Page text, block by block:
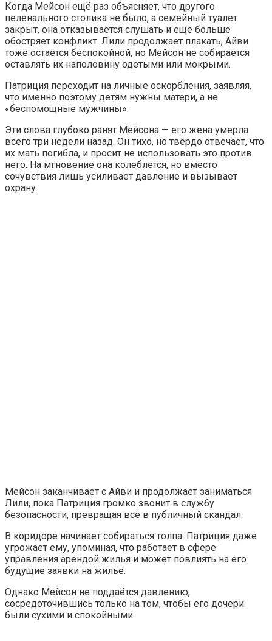
Когда Мейсон ещё раз объясняет, что другого
пеленального столика не было, а семейный туалет
закрыт, она отказывается слушать и ещё больше
обостряет конфликт. Лили продолжает плакать, Айви
тоже остаётся беспокойной, но Мейсон не собирается
оставлять их наполовину одетыми или мокрыми.
Патриция переходит на личные оскорбления, заявляя,
что именно поэтому детям нужны матери, а не
«беспомощные мужчины».
Эти слова глубоко ранят Мейсона — его жена умерла
всего три недели назад. Он тихо, но твёрдо отвечает, что
их мать погибла, и просит не использовать это против
него. На мгновение она колеблется, но вместо
сочувствия лишь усиливает давление и вызывает
охрану.
Мейсон заканчивает с Айви и продолжает заниматься
Лили, пока Патриция громко звонит в службу
безопасности, превращая всё в публичный скандал.
В коридоре начинает собираться толпа. Патриция даже
угрожает ему, упоминая, что работает в сфере
управления арендой жилья и может повлиять на его
будущие заявки на жильё.
Однако Мейсон не поддаётся давлению,
сосредоточившись только на том, чтобы его дочери
были сухими и спокойными.